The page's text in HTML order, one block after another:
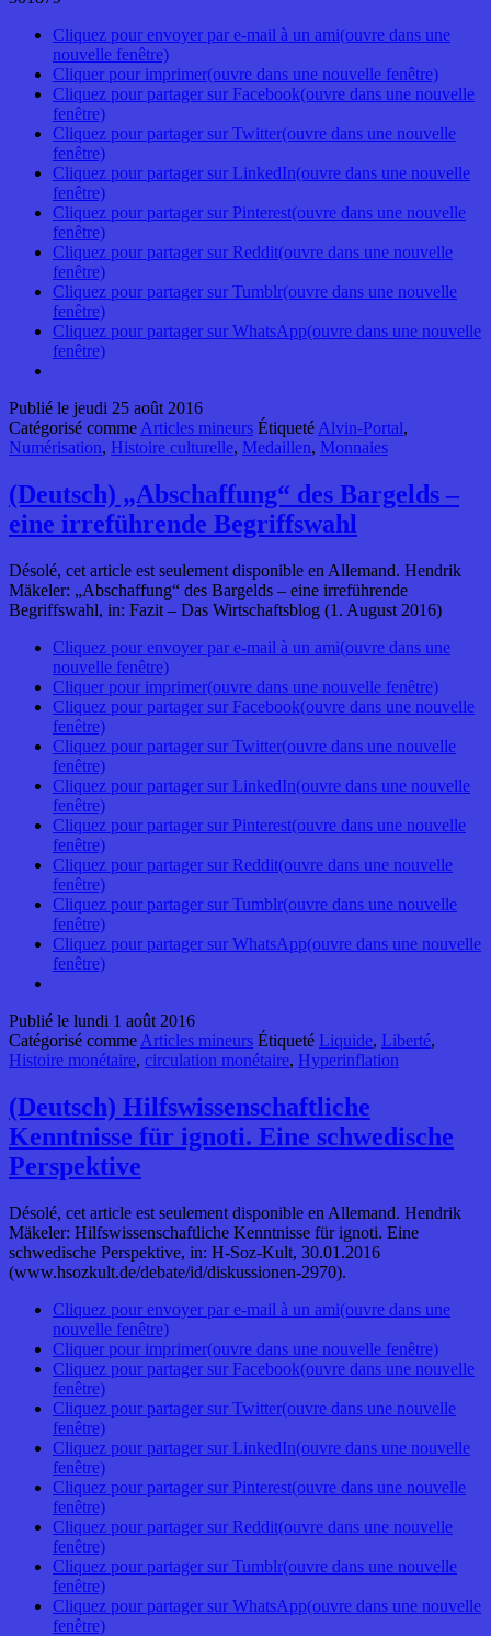
Cliquez pour envoyer par e-mail à un ami(ouvre dans une
nouvelle fenêtre)
Cliquer pour imprimer(ouvre dans une nouvelle fenêtre)
Cliquez pour partager sur Facebook(ouvre dans une nouvelle
fenêtre)
Cliquez pour partager sur Twitter(ouvre dans une nouvelle
fenêtre)
Cliquez pour partager sur LinkedIn(ouvre dans une nouvelle
fenêtre)
Cliquez pour partager sur Pinterest(ouvre dans une nouvelle
fenêtre)
Cliquez pour partager sur Reddit(ouvre dans une nouvelle
fenêtre)
Cliquez pour partager sur Tumblr(ouvre dans une nouvelle
fenêtre)
Cliquez pour partager sur WhatsApp(ouvre dans une nouvelle
fenêtre)
Publié le jeudi 25 août 2016
Catégorisé comme Articles mineurs Étiqueté Alvin-Portal,
Numérisation, Histoire culturelle, Medaillen, Monnaies
(Deutsch) „Abschaffung“ des Bargelds –
eine irreführende Begriffswahl
Désolé, cet article est seulement disponible en Allemand. Hendrik
Mäkeler: „Abschaffung“ des Bargelds – eine irreführende
Begriffswahl, in: Fazit – Das Wirtschaftsblog (1. August 2016)
Cliquez pour envoyer par e-mail à un ami(ouvre dans une
nouvelle fenêtre)
Cliquer pour imprimer(ouvre dans une nouvelle fenêtre)
Cliquez pour partager sur Facebook(ouvre dans une nouvelle
fenêtre)
Cliquez pour partager sur Twitter(ouvre dans une nouvelle
fenêtre)
Cliquez pour partager sur LinkedIn(ouvre dans une nouvelle
fenêtre)
Cliquez pour partager sur Pinterest(ouvre dans une nouvelle
fenêtre)
Cliquez pour partager sur Reddit(ouvre dans une nouvelle
fenêtre)
Cliquez pour partager sur Tumblr(ouvre dans une nouvelle
fenêtre)
Cliquez pour partager sur WhatsApp(ouvre dans une nouvelle
fenêtre)
Publié le lundi 1 août 2016
Catégorisé comme Articles mineurs Étiqueté Liquide, Liberté,
Histoire monétaire, circulation monétaire, Hyperinflation
(Deutsch) Hilfswissenschaftliche
Kenntnisse für ignoti. Eine schwedische
Perspektive
Désolé, cet article est seulement disponible en Allemand. Hendrik
Mäkeler: Hilfswissenschaftliche Kenntnisse für ignoti. Eine
schwedische Perspektive, in: H-Soz-Kult, 30.01.2016
(www.hsozkult.de/debate/id/diskussionen-2970).
Cliquez pour envoyer par e-mail à un ami(ouvre dans une
nouvelle fenêtre)
Cliquer pour imprimer(ouvre dans une nouvelle fenêtre)
Cliquez pour partager sur Facebook(ouvre dans une nouvelle
fenêtre)
Cliquez pour partager sur Twitter(ouvre dans une nouvelle
fenêtre)
Cliquez pour partager sur LinkedIn(ouvre dans une nouvelle
fenêtre)
Cliquez pour partager sur Pinterest(ouvre dans une nouvelle
fenêtre)
Cliquez pour partager sur Reddit(ouvre dans une nouvelle
fenêtre)
Cliquez pour partager sur Tumblr(ouvre dans une nouvelle
fenêtre)
Cliquez pour partager sur WhatsApp(ouvre dans une nouvelle
fenêtre)